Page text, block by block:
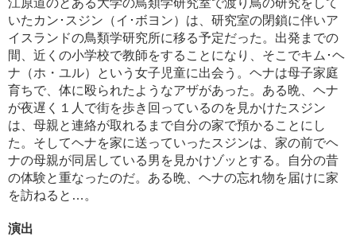
江原道のとある大学の鳥類学研究室で渡り鳥の研究をして
いたカン･スジン（イ･ボヨン）は、研究室の閉鎖に伴いア
イスランドの鳥類学研究所に移る予定だった。出発までの
間、近くの小学校で教師をすることになり、そこでキム･ヘ
ナ（ホ・ユル）という女子児童に出会う。ヘナは母子家庭
育ちで、体に殴られたようなアザがあった。ある晩、ヘナ
が夜遅く１人で街を歩き回っているのを見かけたスジン
は、母親と連絡が取れるまで自分の家で預かることにし
た。そしてヘナを家に送っていったスジンは、家の前でヘ
ナの母親が同居している男を見かけゾッとする。自分の昔
の体験と重なったのだ。ある晩、ヘナの忘れ物を届けに家
を訪ねると…。
演出